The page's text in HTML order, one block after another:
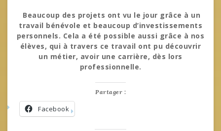
Beaucoup des projets ont vu le jour grâce à un
travail bénévole et beaucoup d’investissements
personnels. Cela a été possible aussi grâce à nos
élèves, qui à travers ce travail ont pu découvrir
un métier, avoir une carrière, dès lors
professionnelle.
Partager :
Facebook